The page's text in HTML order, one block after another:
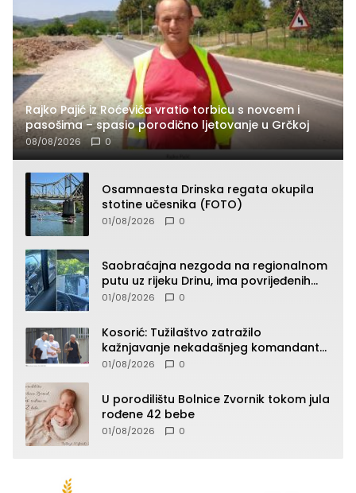
Rajko Pajić iz Roćevića vratio torbicu s novcem i
pasošima – spasio porodično ljetovanje u Grčkoj
08/08/2026 0
Osamnaesta Drinska regata okupila
stotine učesnika (FOTO)
01/08/2026 0
Saobraćajna nezgoda na regionalnom
putu uz rijeku Drinu, ima povrijeđenih
lica (FOTO)
01/08/2026 0
Kosorić: Tužilaštvo zatražilo
kažnjavanje nekadašnjeg komandanta
Vlaseničke brigade
01/08/2026 0
U porodilištu Bolnice Zvornik tokom jula
rođene 42 bebe
01/08/2026 0